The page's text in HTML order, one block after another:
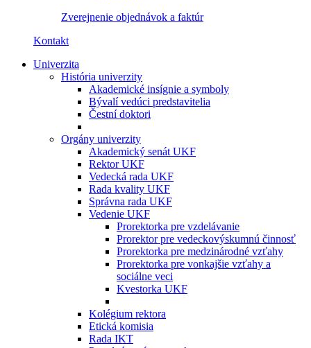
Zverejnenie objednávok a faktúr
Kontakt
Univerzita
História univerzity
Akademické insígnie a symboly
Bývalí vedúci predstavitelia
Čestní doktori
Orgány univerzity
Akademický senát UKF
Rektor UKF
Vedecká rada UKF
Rada kvality UKF
Správna rada UKF
Vedenie UKF
Prorektorka pre vzdelávanie
Prorektor pre vedeckovýskumnú činnosť
Prorektorka pre medzinárodné vzťahy
Prorektorka pre vonkajšie vzťahy a
sociálne veci
Kvestorka UKF
Kolégium rektora
Etická komisia
Rada IKT